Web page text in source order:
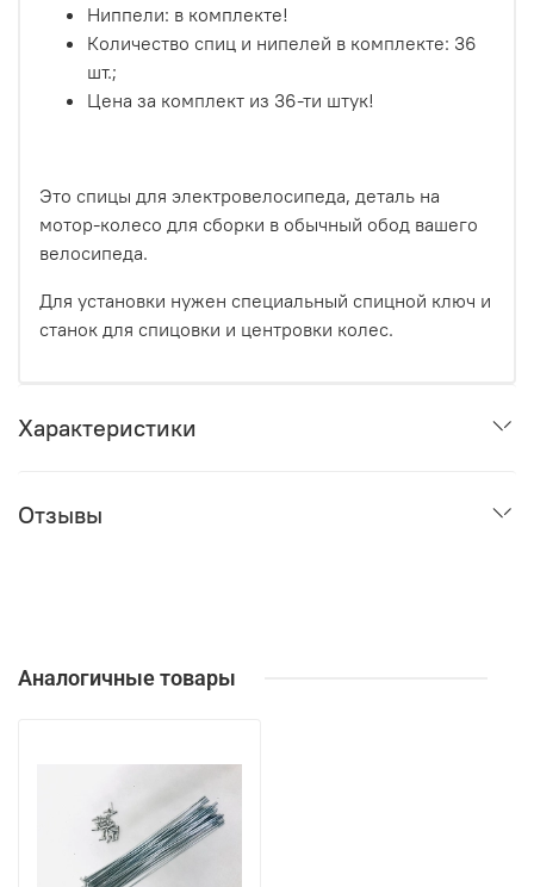
Ниппели: в комплекте!
Количество спиц и нипелей в комплекте: 36
шт.;
Цена за комплект из 36-ти штук!
Это спицы для электровелосипеда, деталь на
мотор-колесо для сборки в обычный обод вашего
велосипеда.
Для установки нужен специальный спицной ключ и
станок для спицовки и центровки колес.
Характеристики
Отзывы
Аналогичные товары